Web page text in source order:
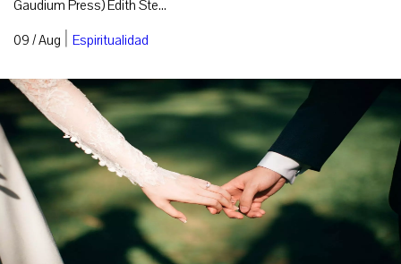
Gaudium Press) Edith Ste...
09 / Aug | Espiritualidad